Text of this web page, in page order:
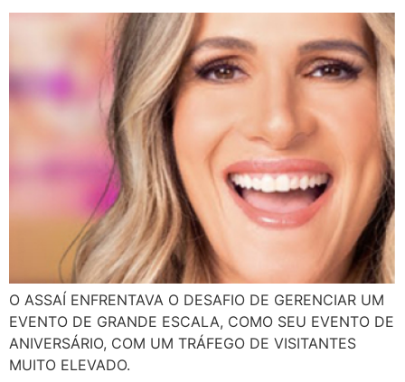
O ASSAÍ ENFRENTAVA O DESAFIO DE GERENCIAR UM
EVENTO DE GRANDE ESCALA, COMO SEU EVENTO DE
ANIVERSÁRIO, COM UM TRÁFEGO DE VISITANTES
MUITO ELEVADO.